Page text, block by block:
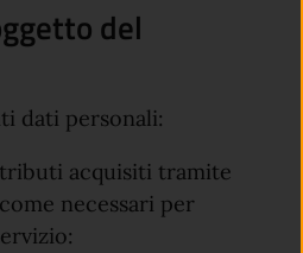
del
dati personali:
acquisiti tramite
necessari per